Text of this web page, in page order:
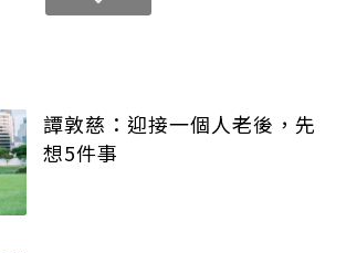
譚敦慈：迎接一個人老後，先
想5件事